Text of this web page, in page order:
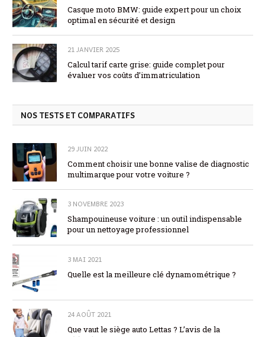
Casque moto BMW: guide expert pour un choix
optimal en sécurité et design
21 JANVIER 2025
Calcul tarif carte grise: guide complet pour
évaluer vos coûts d’immatriculation
NOS TESTS ET COMPARATIFS
29 JUIN 2022
Comment choisir une bonne valise de diagnostic
multimarque pour votre voiture ?
3 NOVEMBRE 2023
Shampouineuse voiture : un outil indispensable
pour un nettoyage professionnel
3 MAI 2021
Quelle est la meilleure clé dynamométrique ?
24 AOÛT 2021
Que vaut le siège auto Lettas ? L’avis de la